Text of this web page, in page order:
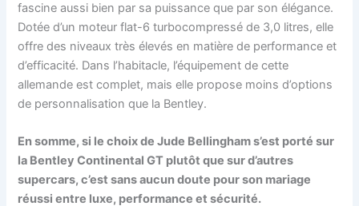
fascine aussi bien par sa puissance que par son élégance.
Dotée d’un moteur flat-6 turbocompressé de 3,0 litres, elle
offre des niveaux très élevés en matière de performance et
d’efficacité. Dans l’habitacle, l’équipement de cette
allemande est complet, mais elle propose moins d’options
de personnalisation que la Bentley.
En somme, si le choix de Jude Bellingham s’est porté sur
la Bentley Continental GT plutôt que sur d’autres
supercars, c’est sans aucun doute pour son mariage
réussi entre luxe, performance et sécurité.